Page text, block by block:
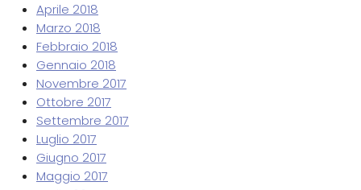
Aprile 2018
Marzo 2018
Febbraio 2018
Gennaio 2018
Novembre 2017
Ottobre 2017
Settembre 2017
Luglio 2017
Giugno 2017
Maggio 2017